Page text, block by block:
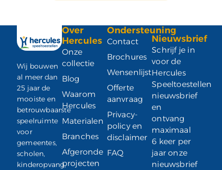
Wij bouwen
al meer dan
25 jaar de
mooiste en
betrouwbaarste
speelruimte
voor
gemeentes,
scholen,
kinderopvang,
Over
Hercules
Onze
collectie
Blog
Waarom
Hercules
Materialen
Branches
Afgeronde
projecten
Ondersteuning
Contact
Brochures
Wensenlijst
Offerte
aanvraag
Privacy-
policy en
disclaimer
FAQ
Nieuwsbrief
Schrijf je in
voor de
Hercules
Speeltoestellen
nieuwsbrief
en
ontvang
maximaal
6 keer per
jaar onze
nieuwsbrief